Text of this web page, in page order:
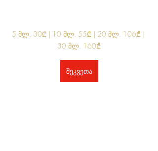
5 მლ. 30₾ | 10 მლ. 55₾ | 20 მლ. 106₾ |
30 მლ. 160₾
შეკვეთა